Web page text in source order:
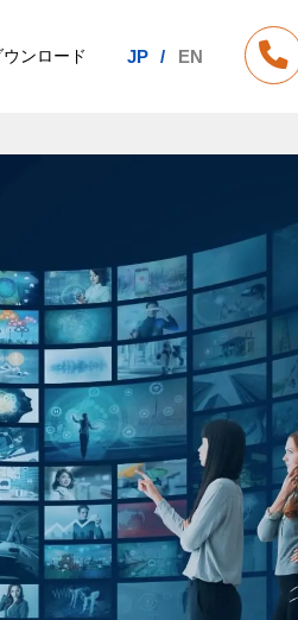
ンロード JP EN